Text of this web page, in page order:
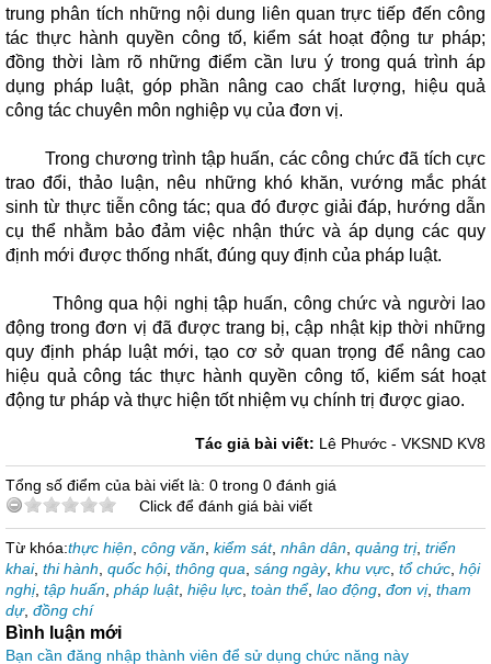
trung phân tích những nội dung liên quan trực tiếp đến công
tác thực hành quyền công tố, kiểm sát hoạt động tư pháp;
đồng thời làm rõ những điểm cần lưu ý trong quá trình áp
dụng pháp luật, góp phần nâng cao chất lượng, hiệu quả
công tác chuyên môn nghiệp vụ của đơn vị.
Trong chương trình tập huấn, các công chức đã tích cực
trao đổi, thảo luận, nêu những khó khăn, vướng mắc phát
sinh từ thực tiễn công tác; qua đó được giải đáp, hướng dẫn
cụ thể nhằm bảo đảm việc nhận thức và áp dụng các quy
định mới được thống nhất, đúng quy định của pháp luật.
Thông qua hội nghị tập huấn, công chức và người lao
động trong đơn vị đã được trang bị, cập nhật kịp thời những
quy định pháp luật mới, tạo cơ sở quan trọng để nâng cao
hiệu quả công tác thực hành quyền công tố, kiểm sát hoạt
động tư pháp và thực hiện tốt nhiệm vụ chính trị được giao.
Tác giả bài viết: Lê Phước - VKSND KV8
Tổng số điểm của bài viết là: 0 trong 0 đánh giá
Click để đánh giá bài viết
Từ khóa:thực hiện công văn kiểm sát, nhân dân quảng trị, triển
khai, thi hành quốc hội, thông qua sáng ngày, khu vực tổ chức hội
nghị, tập huấn pháp luật, hiệu lực toàn thể, lao động đơn vị, tham
dự, đồng chí
Bình luận mới
Bạn cần đăng nhập thành viên để sử dụng chức năng này